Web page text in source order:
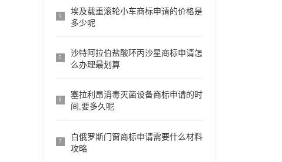
4
埃及载重滚轮小车商标申请的价格是
多少呢
5
沙特阿拉伯盐酸环丙沙星商标申请怎
么办理最划算
6
塞拉利昂消毒灭菌设备商标申请的时
间,要多久呢
7
白俄罗斯门窗商标申请需要什么材料
攻略